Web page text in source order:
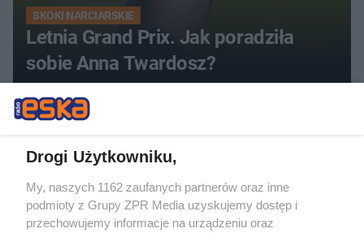
SKOKI NARCIARSKIE
Letnia Grand Prix. Jak poradziła
sobie Anna Twardosz?
Drogi Użytkowniku,
My, naszych 1162 zaufanych partnerów oraz inne
podmioty z Grupy ZPR Media uzyskujemy dostęp i
przechowujemy informacje na urządzeniu oraz